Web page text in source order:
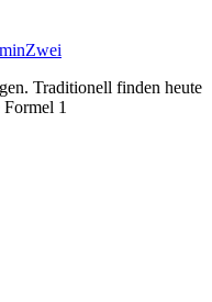
Traditionell finden heute
1